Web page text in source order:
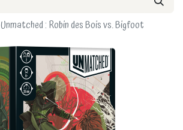
Unmatched : Robin des Bois vs. Bigfoot